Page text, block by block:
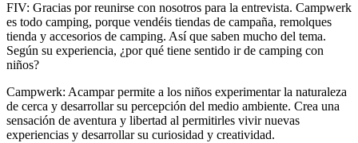
FIV: Gracias por reunirse con nosotros para la entrevista. Campwerk
es todo camping, porque vendéis tiendas de campaña, remolques
tienda y accesorios de camping. Así que saben mucho del tema.
Según su experiencia, ¿por qué tiene sentido ir de camping con
niños?
Campwerk: Acampar permite a los niños experimentar la naturaleza
de cerca y desarrollar su percepción del medio ambiente. Crea una
sensación de aventura y libertad al permitirles vivir nuevas
experiencias y desarrollar su curiosidad y creatividad.